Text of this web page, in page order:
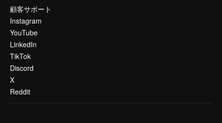
顧客サポート
Instagram
YouTube
LinkedIn
TikTok
Discord
X
Reddit